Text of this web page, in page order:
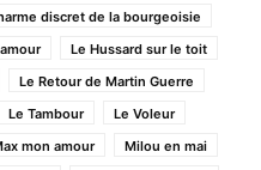
discret de la bourgeoisie
Le Hussard sur le toit
Le Retour de Martin Guerre
Le Tambour
Le Voleur
mon amour
Milou en mai